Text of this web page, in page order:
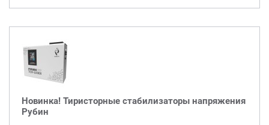
Новинка! Тиристорные стабилизаторы напряжения
Рубин